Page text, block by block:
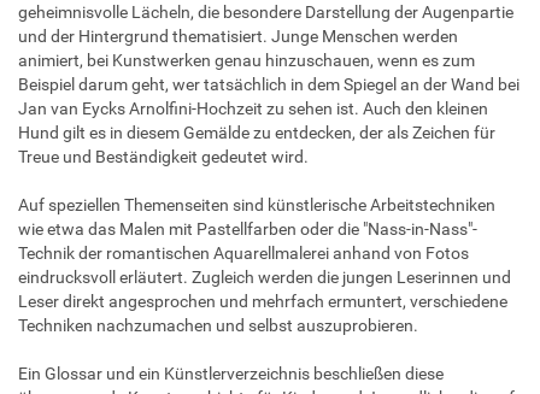
geheimnisvolle Lächeln, die besondere Darstellung der Augenpartie
und der Hintergrund thematisiert. Junge Menschen werden
animiert, bei Kunstwerken genau hinzuschauen, wenn es zum
Beispiel darum geht, wer tatsächlich in dem Spiegel an der Wand bei
Jan van Eycks Arnolfini-Hochzeit zu sehen ist. Auch den kleinen
Hund gilt es in diesem Gemälde zu entdecken, der als Zeichen für
Treue und Beständigkeit gedeutet wird.
Auf speziellen Themenseiten sind künstlerische Arbeitstechniken
wie etwa das Malen mit Pastellfarben oder die "Nass-in-Nass"-
Technik der romantischen Aquarellmalerei anhand von Fotos
eindrucksvoll erläutert. Zugleich werden die jungen Leserinnen und
Leser direkt angesprochen und mehrfach ermuntert, verschiedene
Techniken nachzumachen und selbst auszuprobieren.
Ein Glossar und ein Künstlerverzeichnis beschließen diese